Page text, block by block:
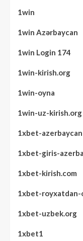
1win
1win Azərbaycan
1win Login 174
1win-kirish.org
1win-oyna
1win-uz-kirish.org
1xbet-azerbaycan
1xbet-giris-
1xbet-kirish.com
1xbet-royxatdan-
1xbet-uzbek.org
1xbet1